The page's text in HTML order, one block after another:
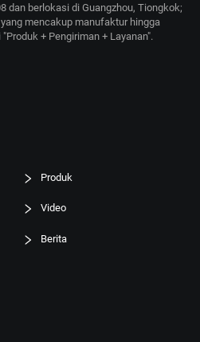
dan berlokasi di Guangzhou, Tiongkok;
mencakup manufaktur hingga
+ Pengiriman + Layanan".
Produk
Video
Berita